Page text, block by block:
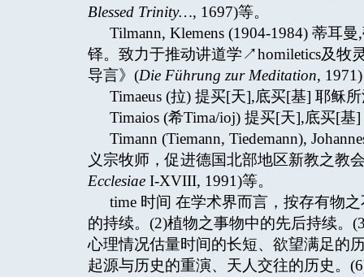
Blessed Trinity…, 1697)等。
Tilmann, Klemens (1904-1984) 蒂耳
铎。致力于推动讲道学↗homiletics及牧
导言》(Die Führung zur Meditation,
Timaeus (拉) 提买[天],底买[基] 耶稣
Timaios (希Tima/ioj) 提买[天],底买[基
Timann (Tiemann, Tiedemann),
义宗牧师，促进德国北部地区新教之教
Ecclesiae I-XVIII, 1991)等。
time 时间 在学术界而言，按存有物
的持续。(2)植物之事物中的先后持续。
心理情况估量时间的长短、欲望满足的
起源与历史的重演、天人交往的历史。